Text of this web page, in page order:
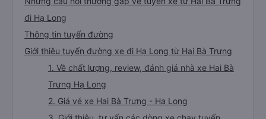
đi Hạ Long
Thông tin tuyến đường
Giới thiệu tuyến đường xe đi Hạ Long từ Hai Bà Trưng
1. Về chất lượng, review, đánh giá nhà xe Hai Bà
Trưng Hạ Long
2. Giá vé xe Hai Bà Trưng - Hạ Long